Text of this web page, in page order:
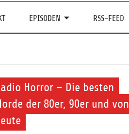
EPISODEN RSS-FEED
Horror – Die besten
der 80er, 90er und von